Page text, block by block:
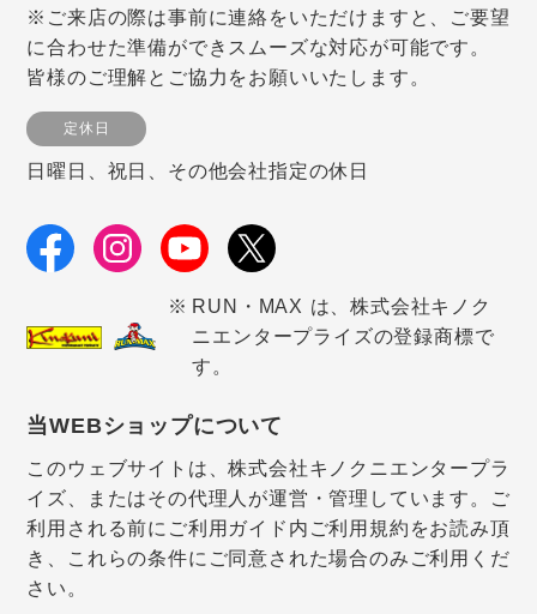
※ご来店の際は事前に連絡をいただけますと、ご要望
に合わせた準備ができスムーズな対応が可能です。
皆様のご理解とご協力をお願いいたします。
定休日
日曜日、祝日、その他会社指定の休日
RUN・MAX は、株式会社キノク
ニエンタープライズの登録商標で
す。
当WEBショップについて
このウェブサイトは、株式会社キノクニエンタープラ
イズ、またはその代理人が運営・管理しています。ご
利用される前にご利用ガイド内ご利用規約をお読み頂
き、これらの条件にご同意された場合のみご利用くだ
さい。